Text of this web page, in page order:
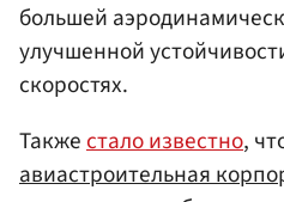
большей
улучшенной
скоростях.
Такжестало известно,
авиастроительная